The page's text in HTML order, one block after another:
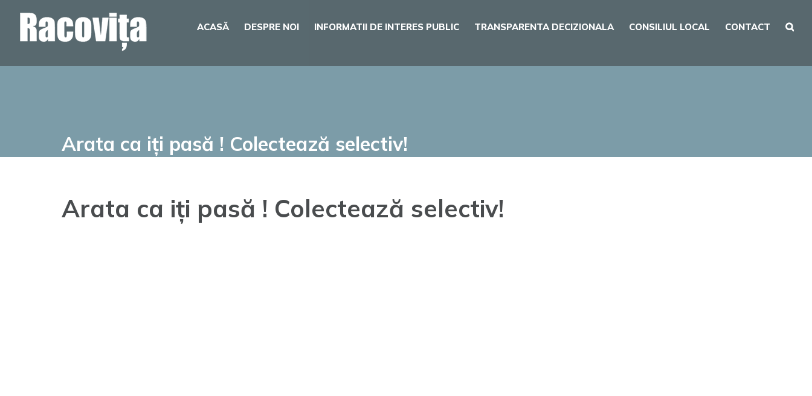
ACASĂ DESPRE NOI INFORMATII DE INTERES PUBLIC TRANSPARENTA DECIZIONALA CONSILIUL LOCAL CONTACT
Arata ca iți pasă ! Colectează selectiv!
Arata ca iți pasă ! Colectează selectiv!